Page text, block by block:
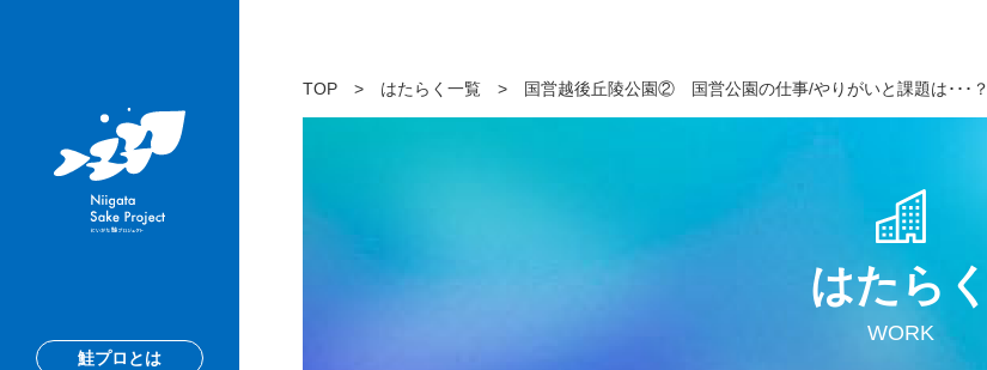
鮭プロとは
TOP> はたらく一覧> 国営越後丘陵公園② 国営公園の仕事/やりがいと課題は･･･？
はたらく
WORK